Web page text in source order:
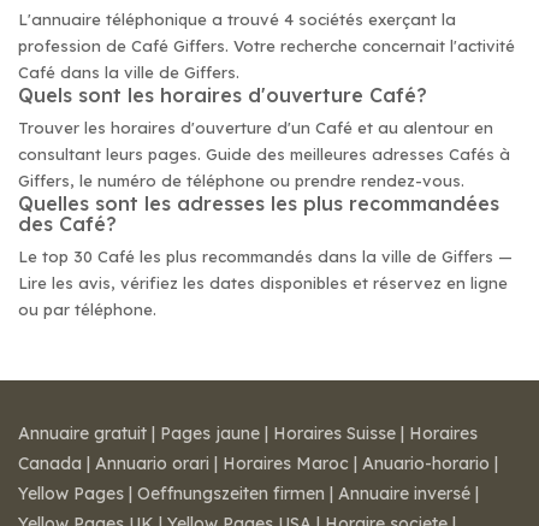
L'annuaire téléphonique a trouvé 4 sociétés exerçant la
profession de Café Giffers. Votre recherche concernait l'activité
Café dans la ville de Giffers.
Quels sont les horaires d'ouverture Café?
Trouver les horaires d'ouverture d'un Café et au alentour en
consultant leurs pages. Guide des meilleures adresses Cafés à
Giffers, le numéro de téléphone ou prendre rendez-vous.
Quelles sont les adresses les plus recommandées
des Café?
Le top 30 Café les plus recommandés dans la ville de Giffers —
Lire les avis, vérifiez les dates disponibles et réservez en ligne
ou par téléphone.
Annuaire gratuit | Pages jaune | Horaires Suisse | Horaires
Canada | Annuario orari | Horaires Maroc | Anuario-horario |
Yellow Pages | Oeffnungszeiten firmen | Annuaire inversé |